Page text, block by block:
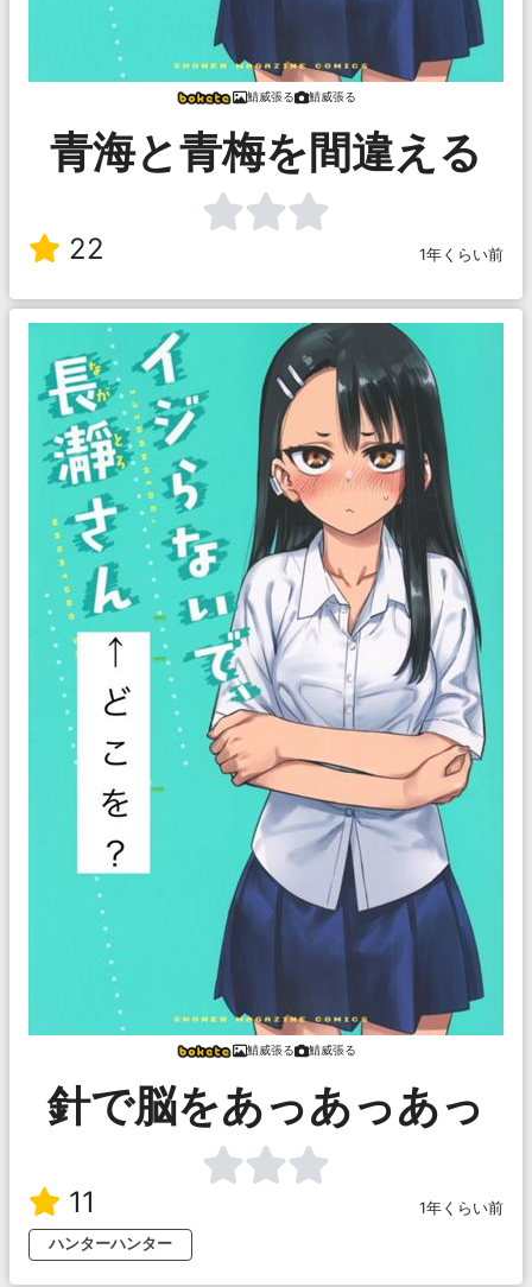
鯖威張る 鯖威張る
青海と青梅を間違える
22 1年くらい前
鯖威張る 鯖威張る
針で脳をあっあっあっ
11
1年くらい前
ハンターハンター